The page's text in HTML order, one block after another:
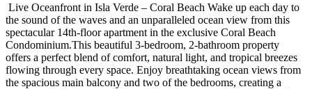
Live Oceanfront in Isla Verde – Coral Beach Wake up each day to
the sound of the waves and an unparalleled ocean view from this
spectacular 14th-floor apartment in the exclusive Coral Beach
Condominium.This beautiful 3-bedroom, 2-bathroom property
offers a perfect blend of comfort, natural light, and tropical breezes
flowing through every space. Enjoy breathtaking ocean views from
the spacious main balcony and two of the bedrooms, creating a